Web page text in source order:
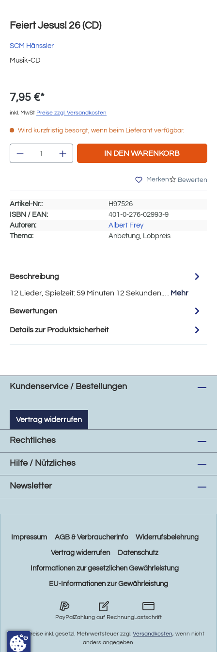
Feiert Jesus! 26 (CD)
SCM Hänssler
Musik-CD
7,95 €*
inkl. MwSt Preise zzgl. Versandkosten
Wird kurzfristig besorgt, wenn beim Lieferant verfügbar.
Produkt Anzahl: Gib den gewünschten
IN DEN WARENKORB
Merken Bewerten
Artikel-Nr.:
H97526
ISBN / EAN:
401-0-276-02993-9
Autoren:
Albert Frey
Thema:
Anbetung, Lobpreis
Beschreibung
12 Lieder, Spielzeit: 59 Minuten 12 Sekunden.… Mehr
Bewertungen
Details zur Produktsicherheit
Kundenservice / Bestellungen
Vertrag widerrufen
Rechtliches
Hilfe / Nützliches
Newsletter
Impressum AGB & Verbraucherinfo Widerrufsbelehrung
Vertrag widerrufen Datenschutz
Informationen zur gesetzlichen Gewährleistung
EU-Informationen zur Gewährleistung
PayPalZahlung auf RechnungLastschrift
* Alle Preise inkl. gesetzl. Mehrwertsteuer zzgl. Versandkosten, wenn nicht
anders angegeben.